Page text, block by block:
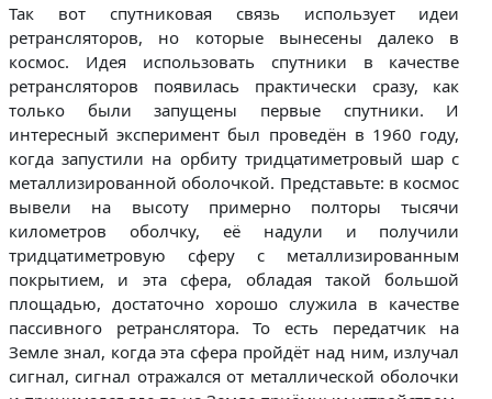
Так вот спутниковая связь использует идеи
ретрансляторов, но которые вынесены далеко в
космос. Идея использовать спутники в качестве
ретрансляторов появилась практически сразу, как
только были запущены первые спутники. И
интересный эксперимент был проведён в 1960 году,
когда запустили на орбиту тридцатиметровый шар с
металлизированной оболочкой. Представьте: в космос
вывели на высоту примерно полторы тысячи
километров оболчку, её надули и получили
тридцатиметровую сферу с металлизированным
покрытием, и эта сфера, обладая такой большой
площадью, достаточно хорошо служила в качестве
пассивного ретранслятора. То есть передатчик на
Земле знал, когда эта сфера пройдёт над ним, излучал
сигнал, сигнал отражался от металлической оболочки